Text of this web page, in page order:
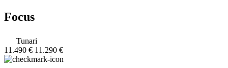
Focus
Tunari
11.490 € 11.290 €